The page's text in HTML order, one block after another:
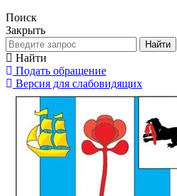
Поиск
Закрыть
Найти
Найти
Подать обращение
Версия для слабовидящих